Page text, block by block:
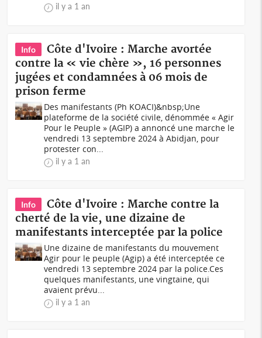
il y a 1 an
Info
Côte d'Ivoire : Marche avortée
contre la « vie chère », 16 personnes
jugées et condamnées à 06 mois de
prison ferme
Des manifestants (Ph KOACI)&nbsp;Une
plateforme de la société civile, dénommée « Agir
Pour le Peuple » (AGIP) a annoncé une marche le
vendredi 13 septembre 2024 à Abidjan, pour
protester con...
il y a 1 an
Info
Côte d'Ivoire : Marche contre la
cherté de la vie, une dizaine de
manifestants interceptée par la police
Une dizaine de manifestants du mouvement
Agir pour le peuple (Agip) a été interceptée ce
vendredi 13 septembre 2024 par la police.Ces
quelques manifestants, une vingtaine, qui
avaient prévu...
il y a 1 an